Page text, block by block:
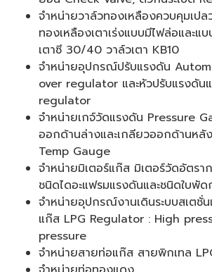
จำหน่ายวาล์วทองเหลืองควบคุมเปล
ทองเหลืองเตาเร่งแบบมีไฟล่อและแ
เตาซี 30/40 วาล์วเตา KB10
จำหน่ายอุปกรณ์ปรับแรงดัน
over regulator และหัวปรับแรงดัน
regulator
จำหน่ายเกจ์วัดแรงดัน Pressure
ออกด้านล่างและเกลียวออกด้านห
Temp Gauge
จำหน่ายมิเตอร์แก๊ส มิเตอร์วัดอัตรา
ชนิดไดอะแฟรมแรงดันและชนิดใบพั
จำหน่ายอุปกรณ์งานเดินระบบสเตชั่
แก๊ส LPG Regulator : High
pressure
จำหน่ายสายท่อแก๊ส สายพิกเทล